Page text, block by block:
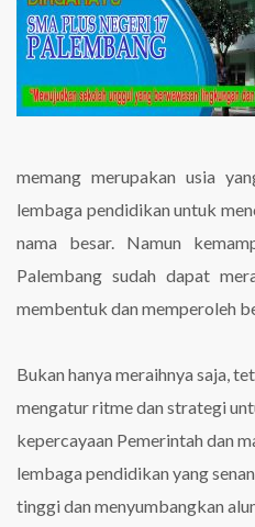
memang merupakan usia
lembaga pendidikan untuk
nama besar. Namun
Palembang sudah dapat
membentuk dan memperoleh
Bukan hanya meraihnya saja,
mengatur ritme dan strategi
kepercayaan Pemerintah dan
lembaga pendidikan yang
tinggi dan menyumbangkan